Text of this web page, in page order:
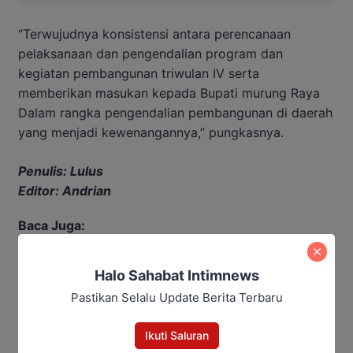
“Terwujudnya konsistensi antara perencanaan
pelaksanaan dan pengendalian program dan
kegiatan pembangunan triwulan IV serta
memberikan masukan kepada Bupati murung Raya
Dalam rangka pengendalian pembangunan di daerah
yang menjadi kewenangannya,” pungkasnya.
Penulis: Lulus
Editor: Andrian
Baca Juga:
DPMPTSP Sosialisasi Penerapan
OSS-RBA
Halo Sahabat Intimnews
Pastikan Selalu Update Berita Terbaru
Ikuti Saluran